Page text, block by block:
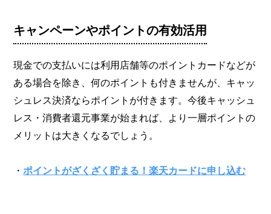
キャンペーンやポイントの有効活用
現金での支払いには利用店舗等のポイントカードなどが
ある場合を除き、何のポイントも付きませんが、キャッ
シュレス決済ならポイントが付きます。今後キャッシュ
レス・消費者還元事業が始まれば、より一層ポイントの
メリットは大きくなるでしょう。
・ポイントがざくざく貯まる！楽天カードに申し込む